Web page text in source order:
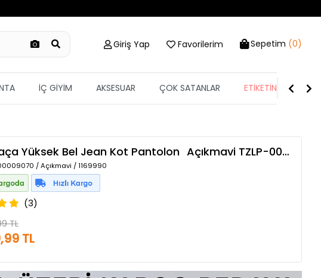
Giriş Yap Favorilerim Sepetim (0)
İÇ GİYİM AKSESUAR ÇOK SATANLAR ETİKETİN YARISI
Yüksek Bel Jean Kot Pantolon Açıkmavi TZLP-00009070
/ Açıkmavi / 1169990
(3)
TL
TL